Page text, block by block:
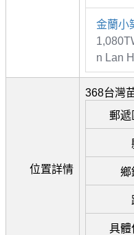
金蘭小
n Lan
位置詳情
368台灣
郵遞
鄉
具體